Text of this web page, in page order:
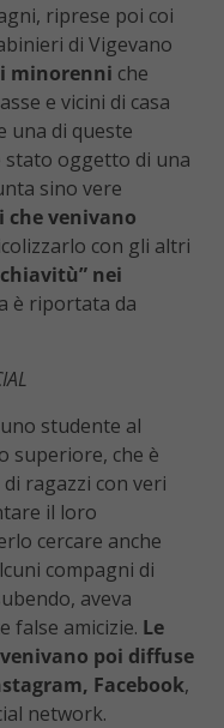
riprese poi coi
di Vigevano
minorenni che
e vicini di casa
una di queste
stato oggetto di una
sino vere
che venivano
con gli altri
nei
è riportata da
studente al
superiore, che è
ragazzi con veri
il loro
cercare anche
compagni di
aveva
false amicizie. Le
poi diffuse
Facebook,
network.